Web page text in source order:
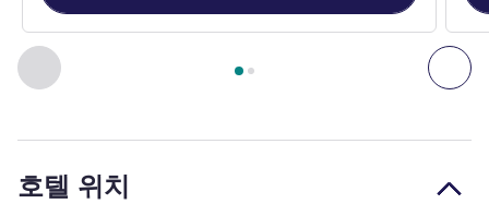
이전 - 객실 다
2 페이지 , 객실 1 : Standard Room with queen-size bed ,
호텔 위치